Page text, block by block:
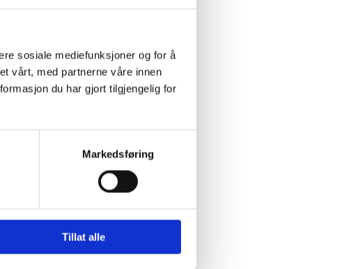
sosiale mediefunksjoner og for å
vårt, med partnerne våre innen
du har gjort tilgjengelig for
Markedsføring
Tillat alle
anvendes.
å kunne tilpasse
firma for å gjøre
funksjonaliteten på
men dette gjør at dine
i din nettleser slik at